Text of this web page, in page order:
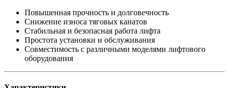
Повышенная прочность и долговечность
Снижение износа тяговых канатов
Стабильная и безопасная работа лифта
Простота установки и обслуживания
Совместимость с различными моделями лифтового
оборудования